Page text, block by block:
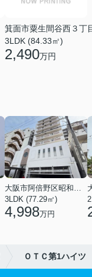
箕面市粟生間谷西３丁
3LDK (84.33㎡)
2,490万円
3LDK (77.29㎡)
4,998万円
ＯＴＣ第1ハイツ